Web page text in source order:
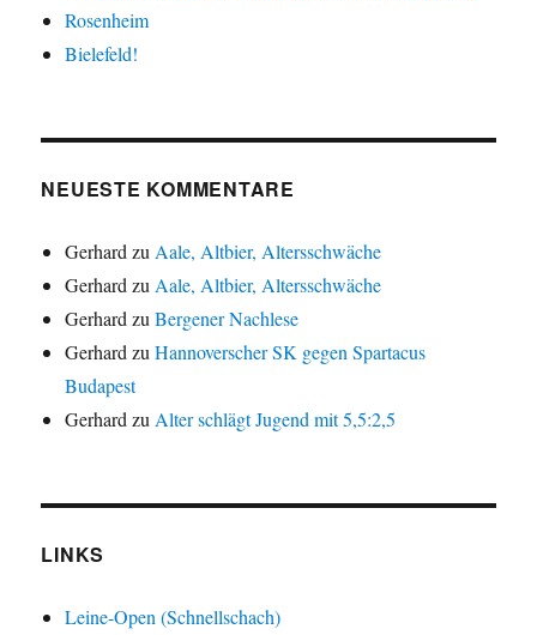
Rosenheim
Bielefeld!
NEUESTE KOMMENTARE
Gerhard zu Aale, Altbier, Altersschwäche
Gerhard zu Aale, Altbier, Altersschwäche
Gerhard zuBergener Nachlese
Gerhard zuHannoverscher SK gegen Spartacus
Budapest
Gerhard zu Alter schlägt Jugend mit 5,5:2,5
LINKS
Leine-Open (Schnellschach)